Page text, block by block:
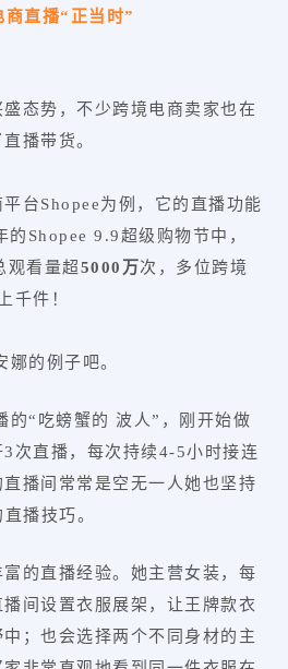
商直播“正当时”
态势，不少跨境电商卖家也在
播带货。
台Shopee为例，它的直播功能
Shopee 9.9超级购物节中，
观看量超5000万次，多位跨境
千件！
娜的例子吧。
的“吃螃蟹的 波人”，刚开始做
次直播， 每次持续4-5小时接连
直播间常常是空无一人她也坚持
播技巧。
的直播经验。她主营女装，每
间设置衣服展架，让王牌款衣
；也会选择两个不同身材的主